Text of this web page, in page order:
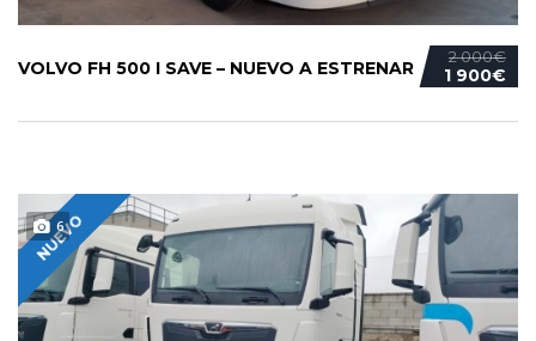
2 000€
1 900€
VOLVO FH 500 I SAVE – NUEVO A ESTRENAR
NUEVO
6